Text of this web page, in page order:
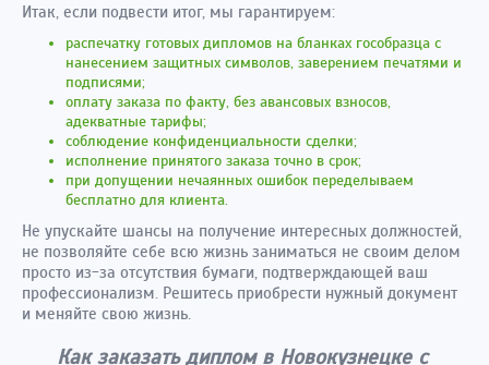
Итак, если подвести итог, мы гарантируем:
распечатку готовых дипломов на бланках гособразца с
нанесением защитных символов, заверением печатями и
подписями;
оплату заказа по факту, без авансовых взносов,
адекватные тарифы;
соблюдение конфиденциальности сделки;
исполнение принятого заказа точно в срок;
при допущении нечаянных ошибок переделываем
бесплатно для клиента.
Не упускайте шансы на получение интересных должностей,
не позволяйте себе всю жизнь заниматься не своим делом
просто из-за отсутствия бумаги, подтверждающей ваш
профессионализм. Решитесь приобрести нужный документ
и меняйте свою жизнь.
Как заказать диплом в Новокузнецке с